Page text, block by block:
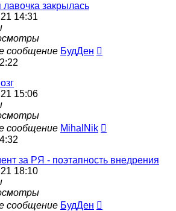
лавочка закрылась
14:31
сообщение БудДен
15:06
сообщение MihalNik
за РЯ - поэтапность внедрения
18:10
сообщение БудДен